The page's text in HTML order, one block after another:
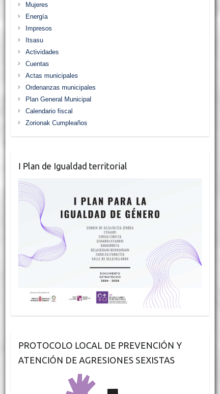
Mujeres
Energía
Impresos
Itsasu
Actividades
Cuentas
Actas municipales
Ordenanzas municipales
Plan General Municipal
Calendario fiscal
Zorionak Cumpleaños
I Plan de Igualdad territorial
PROTOCOLO LOCAL DE PREVENCIÓN Y
ATENCIÓN DE AGRESIONES SEXISTAS